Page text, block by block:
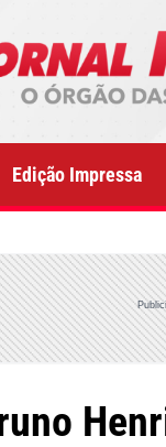
Edição Impressa